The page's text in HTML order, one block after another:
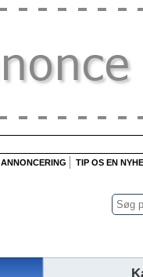
ANNONCERING TIP OS EN